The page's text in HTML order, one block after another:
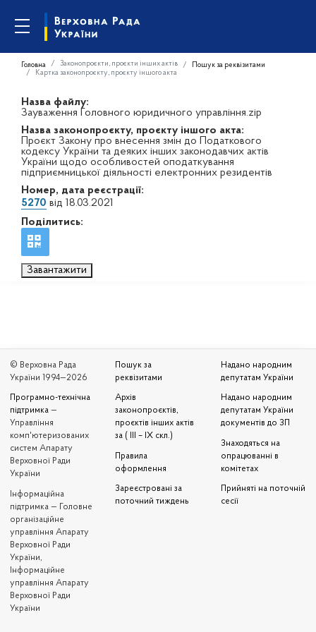
Головна Законопроєкти, проєкти інших актів
Пошук за реквізитами
Картка законопроєкту, проєкту іншого акта
Назва файлу:
Зауваження Головного юридичного управління.zip
Назва законопроєкту, проєкту іншого акта:
Проєкт Закону про внесення змін до Податкового
кодексу України та деяких інших законодавчих актів
України щодо особливостей оподаткування
підприємницької діяльності електронних резидентів
Номер, дата реєстрації:
5270 від 18.03.2021
Поділитись:
Завантажити
© Верховна Рада
України 1994—2026
Програмно-технічна
підтримка —
Управління
комп'ютеризованих
систем Апарату
Верховної Ради
України
Iнформаційна
підтримка — Головне
організаційне
управління Апарату
Верховної Ради
України,
Інформаційне
управління Апарату
Верховної Ради
України
Пошук за
реквізитами
Архів
законопроєктів,
проєктів інших актів
за ( III – IX скл.)
Правила
оформлення
Зареєстровані за
поточний тиждень
Надано народним
депутатам України
Надано народним
депутатам України
документів до ЗП
Знаходяться на
опрацюванні в
комітетах
Прийняті на поточній
сесії